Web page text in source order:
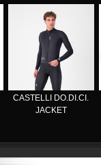
CASTELLI DO.DI.CI.
JACKET